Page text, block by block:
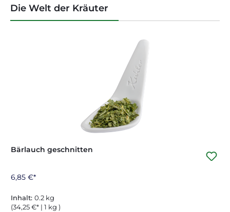
Produktgalerie überspringen
Die Welt der Kräuter
Bärlauch geschnitten
6,85 €*
Inhalt: 0.2 kg
(34,25 €* | 1 kg )